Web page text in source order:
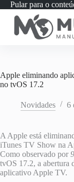
Pular para o
Apple eliminando
no tvOS 17.2
Novidades 6
A Apple está
iTunes TV Show na
Como observado por
tvOS 17.2, a abertura
aplicativo ‌Apple TV‌.